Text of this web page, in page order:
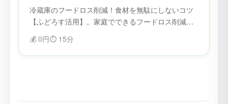
冷蔵庫のフードロス削減！食材を無駄にしないコツ
【ふどろす活用】。家庭でできるフードロス削減の
コツを紹介。ふどろすを使えば、食材を無駄にせ
ず、フードロスを削減できます。
💰 0円⏱️ 15分